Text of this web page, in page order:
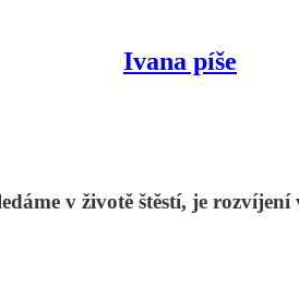
Ivana píše
v životě štěstí, je